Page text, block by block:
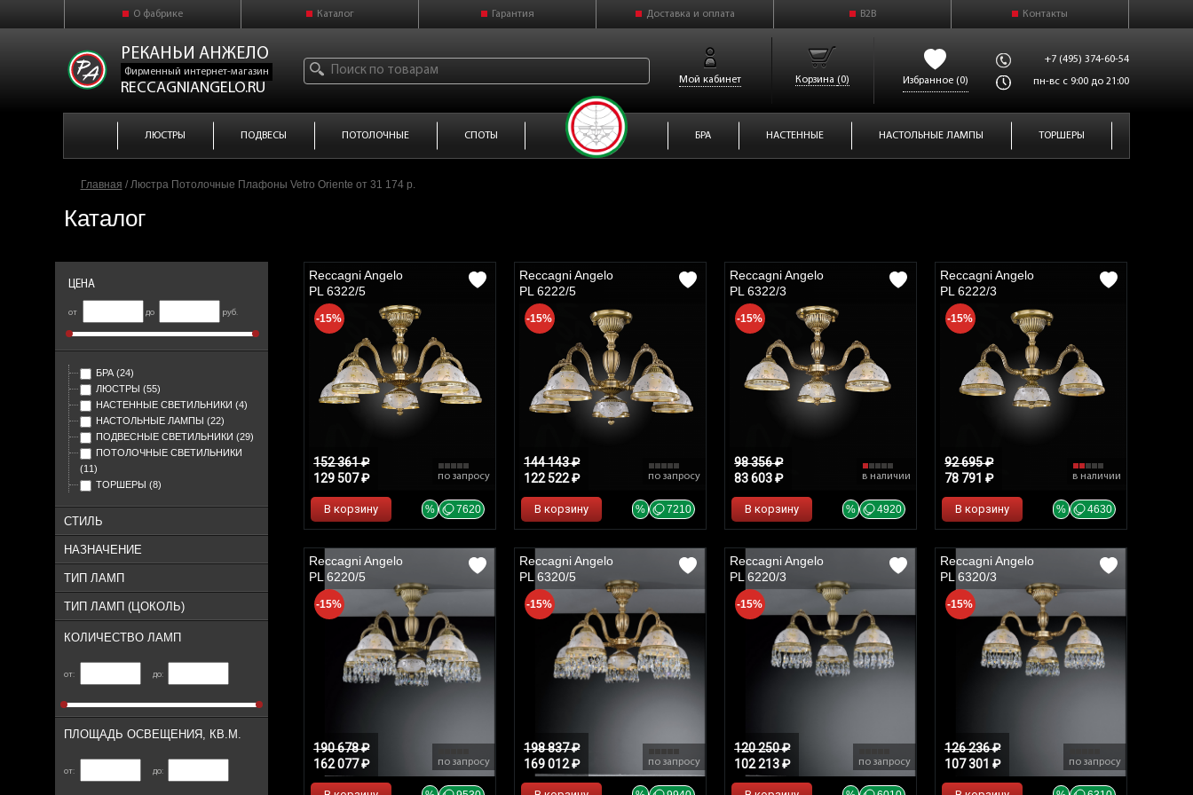
О фабрике Каталог Гарантия Доставка и оплата B2B Контакты
РЕКАНЬИ АНЖЕЛО
Фирменный интернет-магазин
RECCAGNIANGELO.RU Мой кабинет Корзина (0) Избранное (0)
+7 (495) 374-60-54
пн-вс с 9:00 до 21:00
ЛЮСТРЫ ПОДВЕСЫ ПОТОЛОЧНЫЕ СПОТЫ БРА НАСТЕННЫЕ НАСТОЛЬНЫЕ ЛАМПЫ ТОРШЕРЫ
Главная / Люстра Потолочные Плафоны Vetro Oriente от 31 174 р.
Каталог
Reccagni Angelo
PL 6322/5
-15%
152 361 ₽
129 507 ₽
по запросу
В корзину % 7620
Reccagni Angelo
PL 6222/5
-15%
144 143 ₽
122 522 ₽
по запросу
В корзину % 7210
Reccagni Angelo
PL 6322/3
-15%
98 356 ₽
83 603 ₽
в наличии
В корзину % 4920
Reccagni Angelo
PL 6222/3
-15%
92 695 ₽
78 791 ₽
в наличии
В корзину % 4630
Reccagni Angelo
PL 6220/5
-15%
190 678 ₽
162 077 ₽
по запросу
Reccagni Angelo
PL 6320/5
-15%
198 837 ₽
169 012 ₽
по запросу
Reccagni Angelo
PL 6220/3
-15%
120 250 ₽
102 213 ₽
по запросу
Reccagni Angelo
PL 6320/3
-15%
126 236 ₽
107 301 ₽
по запросу
ЦЕНА
от до руб.
БРА (24)
ЛЮСТРЫ (55)
НАСТЕННЫЕ СВЕТИЛЬНИКИ (4)
НАСТОЛЬНЫЕ ЛАМПЫ (22)
ПОДВЕСНЫЕ СВЕТИЛЬНИКИ (29)
ПОТОЛОЧНЫЕ СВЕТИЛЬНИКИ
(11)
ТОРШЕРЫ (8)
СТИЛЬ
НАЗНАЧЕНИЕ
ТИП ЛАМП
ТИП ЛАМП (ЦОКОЛЬ)
КОЛИЧЕСТВО ЛАМП
от: до:
ПЛОЩАДЬ ОСВЕЩЕНИЯ, КВ.М.
от: до: